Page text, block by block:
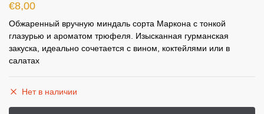
€8,00
Обжаренный вручную миндаль сорта Маркона с тонкой
глазурью и ароматом трюфеля. Изысканная гурманская
закуска, идеально сочетается с вином, коктейлями или в
салатах
Нет в наличии